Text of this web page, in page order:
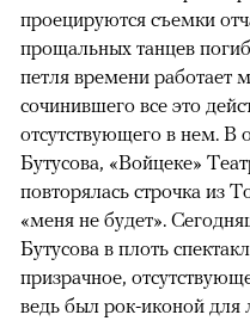
проецируются съемки
прощальных танцев
петля времени
сочинившего все это
отсутствующего в нем. В
Бутусова, «Войцеке»
повторялась строчка из
«меня не будет».
Бутусова в плоть
призрачное,
ведь был рок-иконой для